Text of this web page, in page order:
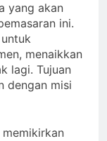
yang akan
ini.
menaikkan
lagi. Tujuan
dengan misi